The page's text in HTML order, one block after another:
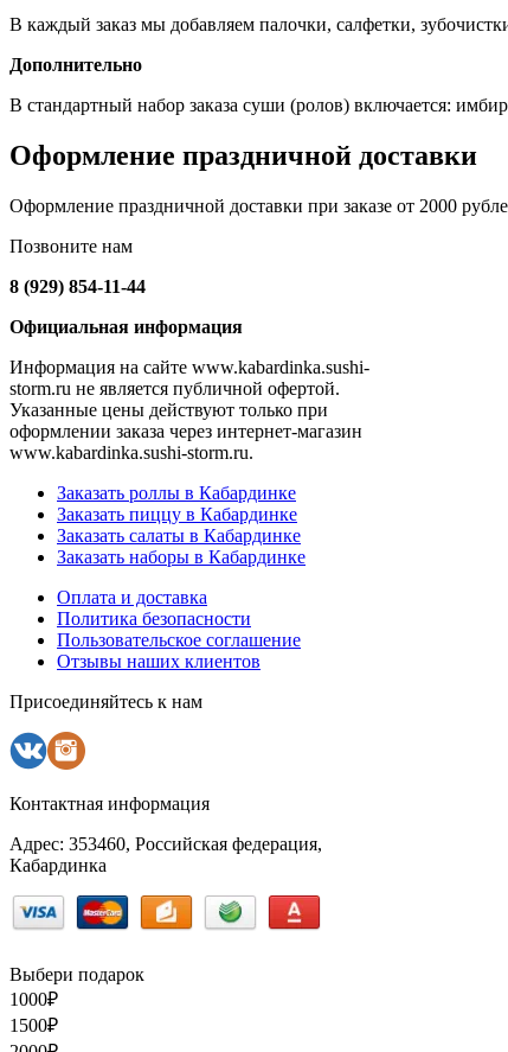
В каждый заказ мы добавляем палочки, салфетки,
Дополнительно
В стандартный набор заказа суши (ролов) включается:
Оформление праздничной доставки
Оформление праздничной доставки при заказе от 2000
Позвоните нам
8 (929) 854-11-44
Официальная информация
Информация на сайте www.kabardinka.sushi-
storm.ru не является публичной офертой.
Указанные цены действуют только при
оформлении заказа через интернет-магазин
www.kabardinka.sushi-storm.ru.
Заказать роллы в Кабардинке
Заказать пиццу в Кабардинке
Заказать салаты в Кабардинке
Заказать наборы в Кабардинке
Оплата и доставка
Политика безопасности
Пользовательское соглашение
Отзывы наших клиентов
Присоединяйтесь к нам
Контактная информация
Адрес: 353460, Российская федерация,
Кабардинка
Выбери подарок
1000₽
1500₽